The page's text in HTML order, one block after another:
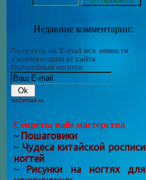
Недавние комментарии:
Получать на E-mail все новости
и комментарии от сайта
Волшебный ноготок
rss2email.ru
Секреты nails мастерства
~ Пошаговики
~ Чудеса китайской росписи
ногтей
~ Рисунки на ногтях для